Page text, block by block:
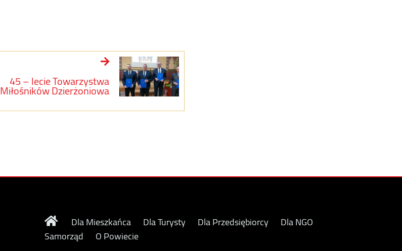
45 – lecie Towarzystwa
Miłośników Dzierżoniowa
Dla Mieszkańca Dla Turysty Dla Przedsiębiorcy
Dla NGO
Samorząd
O Powiecie